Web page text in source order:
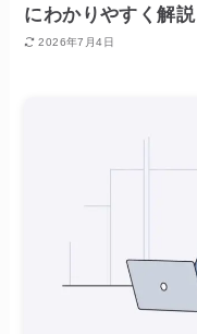
にわかりやすく解説
2026年7月4日